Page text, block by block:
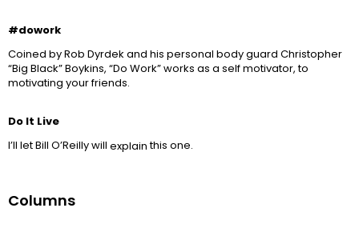
#dowork
Coined by Rob Dyrdek and his personal body guard Christopher
“Big Black” Boykins, “Do Work” works as a self motivator, to
motivating your friends.
Do It Live
I’ll let Bill O’Reilly will explainthis one.
Columns